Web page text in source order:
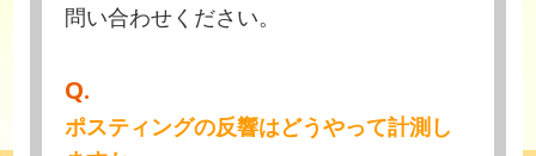
問い合わせください。
Q.
ポスティングの反響はどうやって計測し